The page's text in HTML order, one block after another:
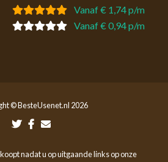
Vanaf € 1,74 p/m
Vanaf € 0,94 p/m
© BesteUsenet.nl 2026
nadat u op uitgaande links op onze